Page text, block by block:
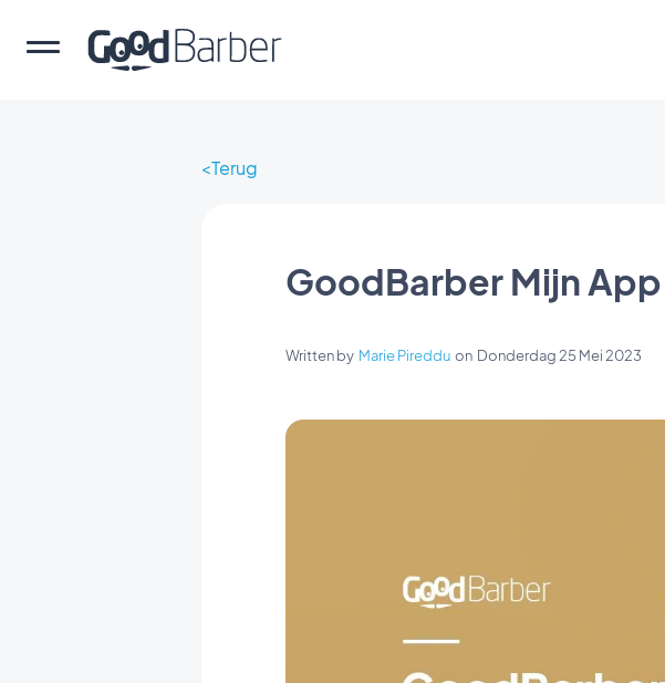
Terug
GoodBarber Mijn
Written by Marie Pireddu on Donderdag 25 Mei 2023